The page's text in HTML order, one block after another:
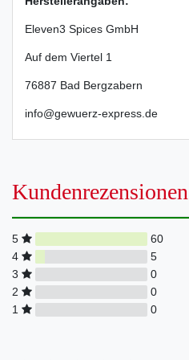
Eleven3 Spices GmbH
Auf dem Viertel 1
76887 Bad Bergzabern
info@gewuerz-express.de
Kundenrezensionen
5
60
4
5
3
0
2
0
1
0